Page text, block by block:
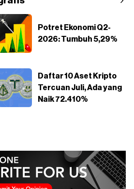
Potret Ekonomi Q2-
2026: Tumbuh 5,29%
Daftar 10 Aset Kripto
Tercuan Juli, Ada yang
Naik 72.410%